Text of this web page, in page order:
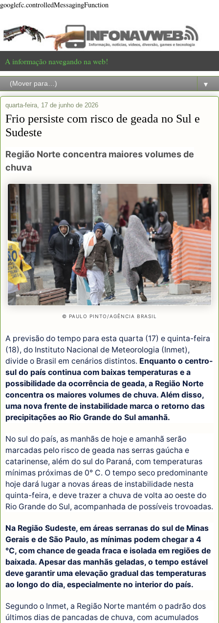
googlefc.controlledMessagingFunction
A informação navegando na web!
▼
quarta-feira, 17 de junho de 2026
Frio persiste com risco de geada no Sul e
Sudeste
Região Norte concentra maiores volumes de
chuva
© PAULO PINTO/AGÊNCIA BRASIL
A previsão do tempo para esta quarta (17) e quinta-feira
(18), do Instituto Nacional de Meteorologia (Inmet),
divide o Brasil em cenários distintos. Enquanto o centro-
sul do país continua com baixas temperaturas e a
possibilidade da ocorrência de geada, a Região Norte
concentra os maiores volumes de chuva. Além disso,
uma nova frente de instabilidade marca o retorno das
precipitações ao Rio Grande do Sul amanhã.
No sul do país, as manhãs de hoje e amanhã serão
marcadas pelo risco de geada nas serras gaúcha e
catarinense, além do sul do Paraná, com temperaturas
mínimas próximas de 0° C. O tempo seco predominante
hoje dará lugar a novas áreas de instabilidade nesta
quinta-feira, e deve trazer a chuva de volta ao oeste do
Rio Grande do Sul, acompanhada de possíveis trovoadas.
Na Região Sudeste, em áreas serranas do sul de Minas
Gerais e de São Paulo, as mínimas podem chegar a 4
°C, com chance de geada fraca e isolada em regiões de
baixada. Apesar das manhãs geladas, o tempo estável
deve garantir uma elevação gradual das temperaturas
ao longo do dia, especialmente no interior do país.
Segundo o Inmet, a Região Norte mantém o padrão dos
últimos dias de pancadas de chuva, com acumulados